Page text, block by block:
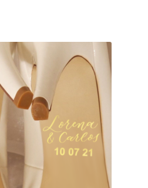
Las
opciones
pueden
elegir
en
la
página
producto